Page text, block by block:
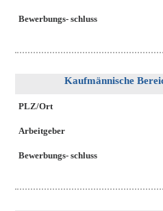
Bewerbungs- schluss
Kaufmännische
PLZ/Ort
Arbeitgeber
Bewerbungs- schluss